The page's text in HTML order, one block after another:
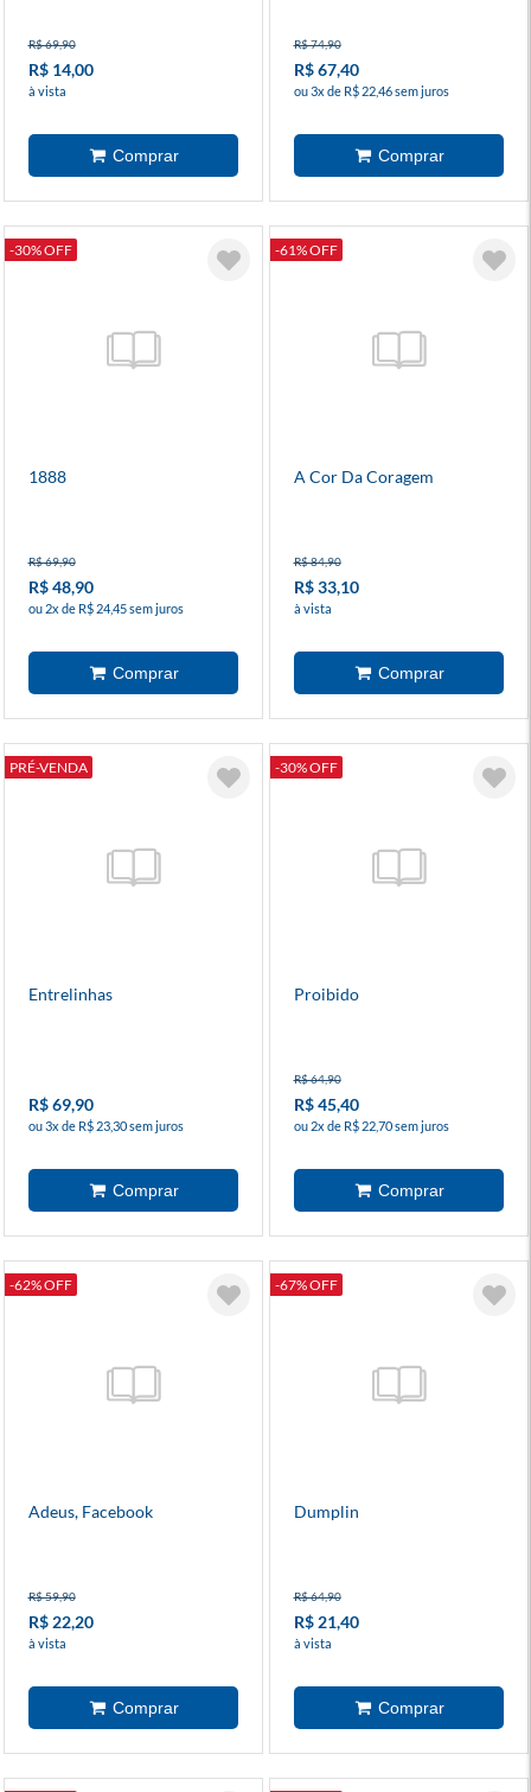
R$ 69,90
R$ 14,00
à vista
R$ 74,90
R$ 67,40
ou 3x de R$ 22,46 sem juros
-30% OFF
1888
R$ 69,90
R$ 48,90
ou 2x de R$ 24,45 sem juros
-61% OFF
A Cor Da Coragem
R$ 84,90
R$ 33,10
à vista
PRÉ-VENDA
Entrelinhas
R$ 69,90
ou 3x de R$ 23,30 sem juros
-30% OFF
Proibido
R$ 64,90
R$ 45,40
ou 2x de R$ 22,70 sem juros
-62% OFF
Adeus, Facebook
R$ 59,90
R$ 22,20
à vista
-67% OFF
Dumplin
R$ 64,90
R$ 21,40
à vista